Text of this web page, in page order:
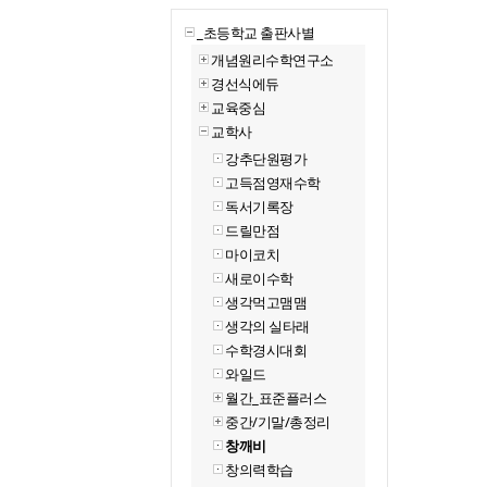
_초등학교 출판사별
개념원리수학연구소
경선식에듀
교육중심
교학사
강추단원평가
고득점영재수학
독서기록장
드릴만점
마이코치
새로이수학
생각먹고맴맴
생각의 실타래
수학경시대회
와일드
월간_표준플러스
중간/기말/총정리
창깨비
창의력학습